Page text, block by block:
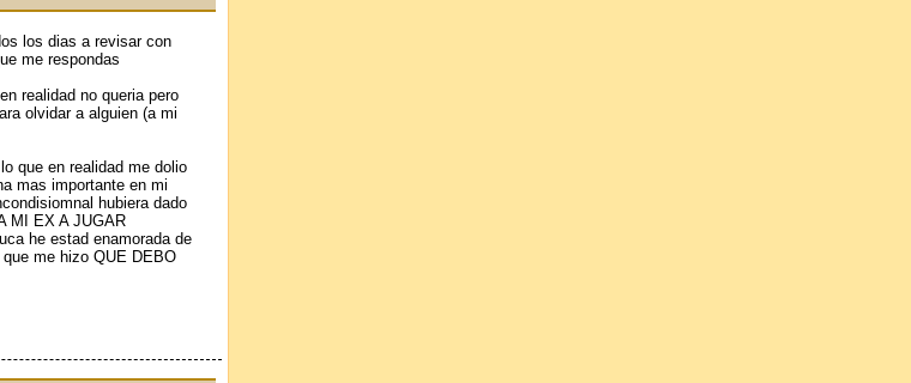
los dias a revisar con
me respondas
realidad no queria pero
olvidar a alguien (a mi
que en realidad me dolio
mas importante en mi
hubiera dado
MI EX A JUGAR
he estad enamorada de
me hizo QUE DEBO